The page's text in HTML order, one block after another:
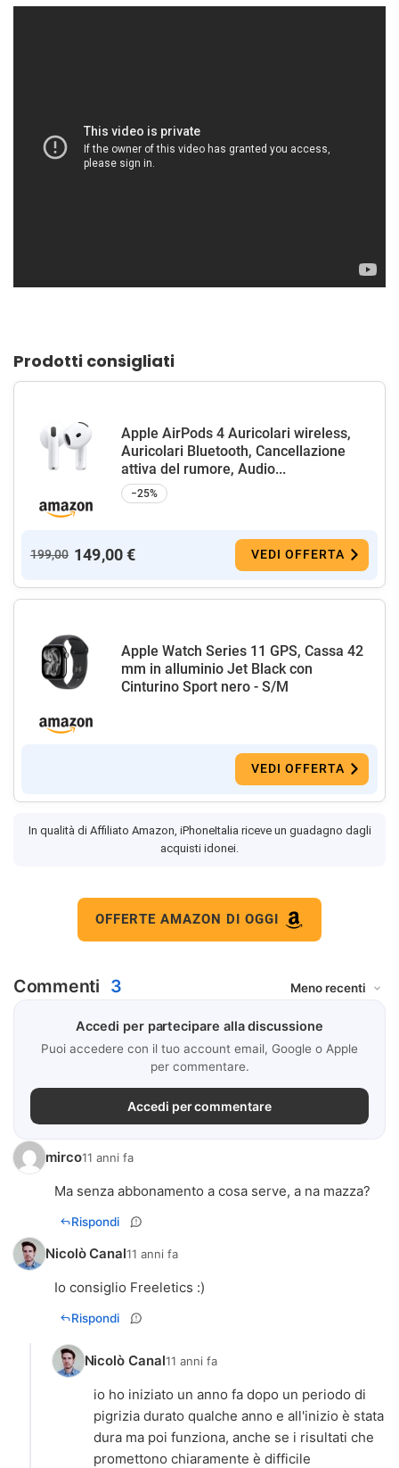
Prodotti consigliati
Apple AirPods 4 Auricolari wireless,
Auricolari Bluetooth, Cancellazione
attiva del rumore, Audio...
−25%
199,00 149,00 € VEDI OFFERTA
Apple Watch Series 11 GPS, Cassa 42
mm in alluminio Jet Black con
Cinturino Sport nero - S/M
VEDI OFFERTA
In qualità di Affiliato Amazon, iPhoneItalia riceve un guadagno dagli
acquisti idonei.
OFFERTE AMAZON DI OGGI
Commenti 3
Accedi per partecipare alla discussione
Puoi accedere con il tuo account email, Google o Apple
per commentare.
Accedi per commentare
mirco11 anni fa
Ma senza abbonamento a cosa serve, a na mazza?
Rispondi
Nicolò Canal11 anni fa
Io consiglio Freeletics :)
Rispondi
Nicolò Canal11 anni fa
io ho iniziato un anno fa dopo un periodo di
pigrizia durato qualche anno e all'inizio è stata
dura ma poi funziona, anche se i risultati che
promettono chiaramente è difficile